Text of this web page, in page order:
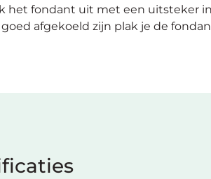
het fondant uit met een uitsteker
afgekoeld zijn plak je de